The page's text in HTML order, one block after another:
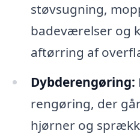
støvsugning,
badeværelser og
aftørring af
Dybderengøring:
rengøring, der
hjørner og